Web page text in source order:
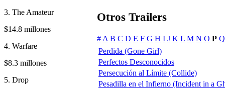
3. The Amateur
$14.8 millones
4. Warfare
$8.3 millones
5. Drop
Otros Trailers
#A B C D E F G H I J K L M N O P Q
Perdida (Gone Girl)
Perfectos Desconocidos
Persecución al Límite (Collide)
Pesadilla en el Infierno (Incident in a